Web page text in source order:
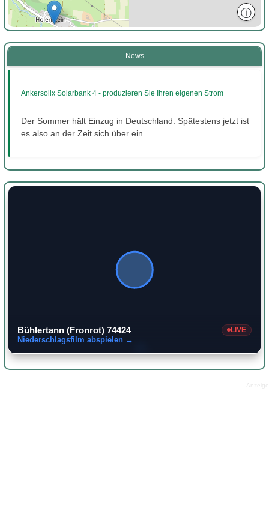
ⓘ
News
Ankersolix Solarbank 4 - produzieren Sie Ihren eigenen Strom
Der Sommer hält Einzug in Deutschland. Spätestens jetzt ist
es also an der Zeit sich über ein...
Bühlertann (Fronrot) 74424 LIVE
Niederschlagsfilm abspielen →